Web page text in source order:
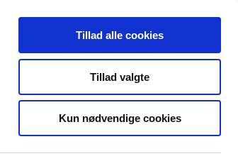
Tillad alle cookies
Tillad valgte
Kun nødvendige cookies
Særlige
produktområder